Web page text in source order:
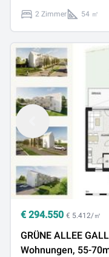
2 Zimmer 54 ㎡
€ 294.550 € 5.412/㎡
GRÜNE ALLEE
Wohnungen, 55-